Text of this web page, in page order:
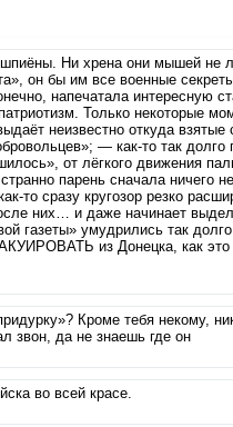
Ни хpeна они мышей не
он бы им все военные
напечатала интересную
Только некоторые
неизвестно откуда
— как-то так
от лёгкого движения
парень сначала ничего
то сразу кругозор резко
них… и даже начинает
газеты» умудрились так
из Донецка, как это
Кроме тебя некому,
звон, да не знаешь где он
во всей красе.